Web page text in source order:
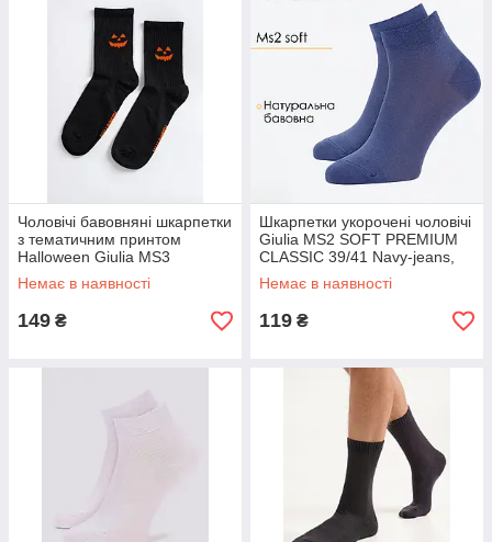
Чоловічі бавовняні шкарпетки
з тематичним принтом
Halloween Giulia MS3
HALLOWEEN STRONG 2501
39/42 Black-black
Немає в наявності
149 ₴
Шкарпетки укорочені чоловічі
Giulia MS2 SOFT PREMIUM
CLASSIC 39/41 Navy-jeans,
бавовняні, однотонні
Немає в наявності
119 ₴